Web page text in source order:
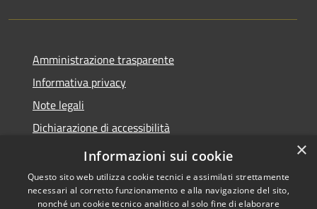
Amministrazione trasparente
Informativa privacy
Note legali
Dichiarazione di accessibilità
Meccanismo di Feedback
×
Informazioni sui cookie
Questo sito web utilizza cookie tecnici e assimilati strettamente
necessari al corretto funzionamento e alla navigazione del sito,
nonché un cookie tecnico analitico al solo fine di elaborare